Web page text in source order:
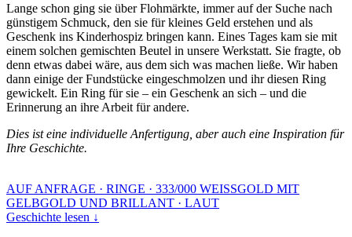
Lange schon ging sie über Flohmärkte, immer auf der Suche nach
günstigem Schmuck, den sie für kleines Geld erstehen und als
Geschenk ins Kinderhospiz bringen kann. Eines Tages kam sie mit
einem solchen gemischten Beutel in unsere Werkstatt. Sie fragte, ob
denn etwas dabei wäre, aus dem sich was machen ließe. Wir haben
dann einige der Fundstücke eingeschmolzen und ihr diesen Ring
gewickelt. Ein Ring für sie – ein Geschenk an sich – und die
Erinnerung an ihre Arbeit für andere.
Dies ist eine individuelle Anfertigung, aber auch eine Inspiration für
Ihre Geschichte.
AUF ANFRAGE · RINGE · 333/000 WEISSGOLD MIT
GELBGOLD UND BRILLANT · LAUT
Geschichte lesen ↓